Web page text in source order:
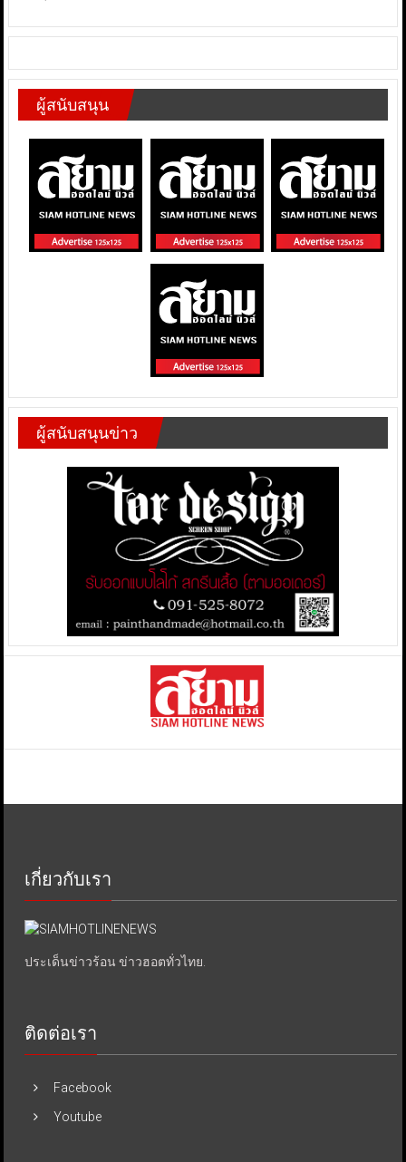
ผู้สนับสนุน
ผู้สนับสนุนข่าว
เกี่ยวกับเรา
ประเด็นข่าวร้อน ข่าวฮอตทั่วไทย.
ติดต่อเรา
Facebook
Youtube